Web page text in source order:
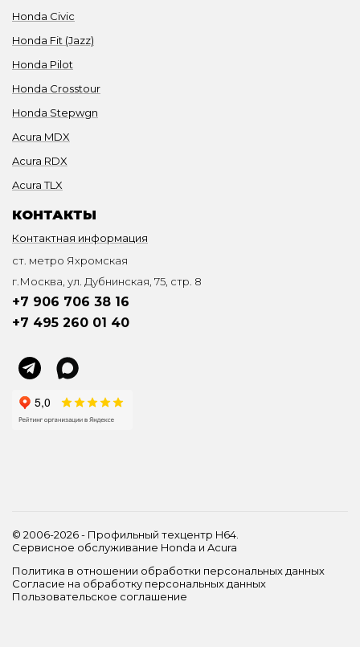
Honda Civic
Honda Fit (Jazz)
Honda Pilot
Honda Crosstour
Honda Stepwgn
Acura MDX
Acura RDX
Acura TLX
КОНТАКТЫ
Контактная информация
ст. метро Яхромская
г.Москва, ул. Дубнинская, 75, стр. 8
+7 906 706 38 16
+7 495 260 01 40
© 2006-2026 - Профильный техцентр H64.
Сервисное обслуживание Honda и Acura
Политика в отношении обработки персональных данных
Согласие на обработку персональных данных
Пользовательское соглашение